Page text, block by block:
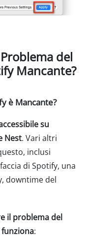
del
Mancante?
è Mancante?
su
Nest. Vari altri
inclusi
di Spotify, una
downtime del
il problema del
: